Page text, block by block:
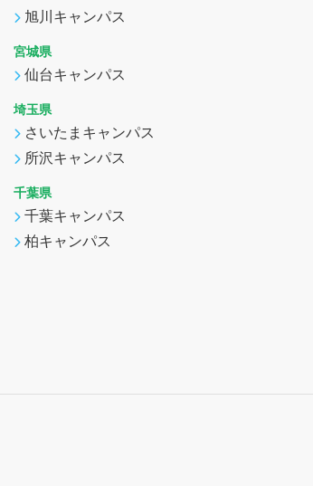
旭川キャンパス
宮城県
仙台キャンパス
埼玉県
さいたまキャンパス
所沢キャンパス
千葉県
千葉キャンパス
柏キャンパス